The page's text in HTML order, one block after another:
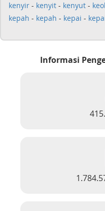
kenyir - kenyit - kenyut -
kepah - kepah - kepai -
Informasi